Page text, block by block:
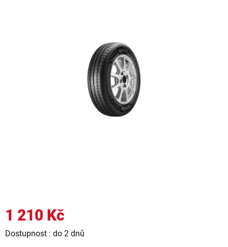
1 210 Kč
Měrná
Dostupnost : do 2 dnů